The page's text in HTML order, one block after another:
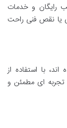
رایگان و خدمات
یا نقص فنی راحت
با استفاده از
ای مطمئن و